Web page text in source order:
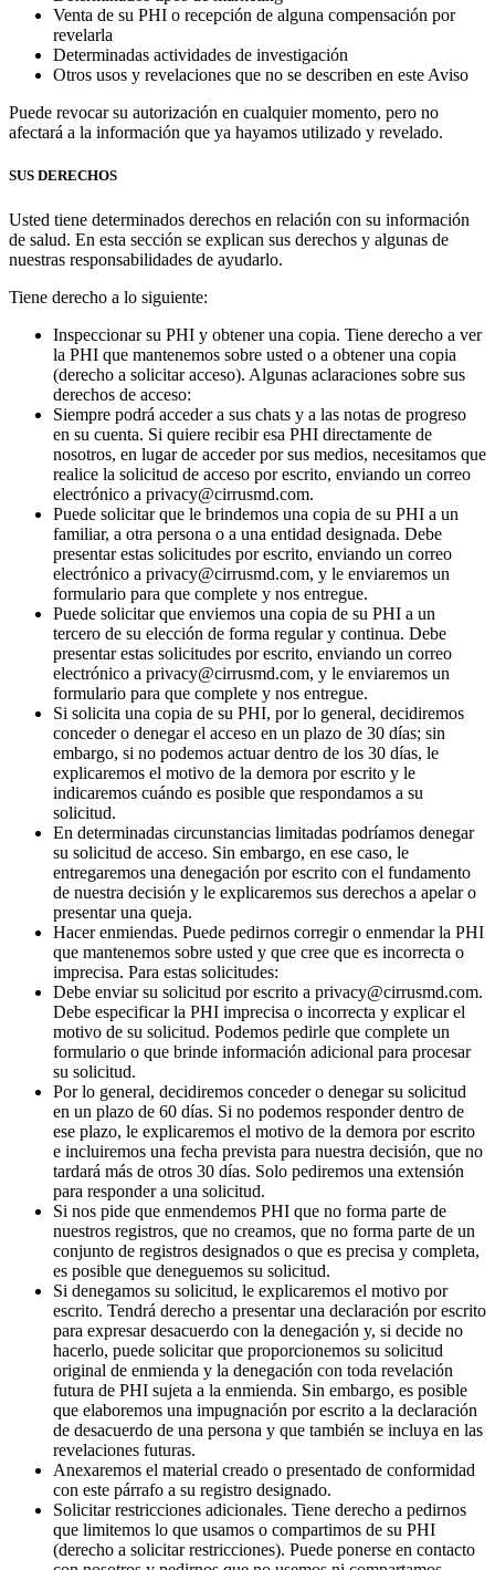
Venta de su PHI o recepción de alguna compensación por
revelarla
Determinadas actividades de investigación
Otros usos y revelaciones que no se describen en este Aviso
Puede revocar su autorización en cualquier momento, pero no
afectará a la información que ya hayamos utilizado y revelado.
SUS DERECHOS
Usted tiene determinados derechos en relación con su información
de salud. En esta sección se explican sus derechos y algunas de
nuestras responsabilidades de ayudarlo.
Tiene derecho a lo siguiente:
Inspeccionar su PHI y obtener una copia. Tiene derecho a ver
la PHI que mantenemos sobre usted o a obtener una copia
(derecho a solicitar acceso). Algunas aclaraciones sobre sus
derechos de acceso:
Siempre podrá acceder a sus chats y a las notas de progreso
en su cuenta. Si quiere recibir esa PHI directamente de
nosotros, en lugar de acceder por sus medios, necesitamos que
realice la solicitud de acceso por escrito, enviando un correo
electrónico a privacy@cirrusmd.com.
Puede solicitar que le brindemos una copia de su PHI a un
familiar, a otra persona o a una entidad designada. Debe
presentar estas solicitudes por escrito, enviando un correo
electrónico a privacy@cirrusmd.com, y le enviaremos un
formulario para que complete y nos entregue.
Puede solicitar que enviemos una copia de su PHI a un
tercero de su elección de forma regular y continua. Debe
presentar estas solicitudes por escrito, enviando un correo
electrónico a privacy@cirrusmd.com, y le enviaremos un
formulario para que complete y nos entregue.
Si solicita una copia de su PHI, por lo general, decidiremos
conceder o denegar el acceso en un plazo de 30 días; sin
embargo, si no podemos actuar dentro de los 30 días, le
explicaremos el motivo de la demora por escrito y le
indicaremos cuándo es posible que respondamos a su
solicitud.
En determinadas circunstancias limitadas podríamos denegar
su solicitud de acceso. Sin embargo, en ese caso, le
entregaremos una denegación por escrito con el fundamento
de nuestra decisión y le explicaremos sus derechos a apelar o
presentar una queja.
Hacer enmiendas. Puede pedirnos corregir o enmendar la PHI
que mantenemos sobre usted y que cree que es incorrecta o
imprecisa. Para estas solicitudes:
Debe enviar su solicitud por escrito a privacy@cirrusmd.com.
Debe especificar la PHI imprecisa o incorrecta y explicar el
motivo de su solicitud. Podemos pedirle que complete un
formulario o que brinde información adicional para procesar
su solicitud.
Por lo general, decidiremos conceder o denegar su solicitud
en un plazo de 60 días. Si no podemos responder dentro de
ese plazo, le explicaremos el motivo de la demora por escrito
e incluiremos una fecha prevista para nuestra decisión, que no
tardará más de otros 30 días. Solo pediremos una extensión
para responder a una solicitud.
Si nos pide que enmendemos PHI que no forma parte de
nuestros registros, que no creamos, que no forma parte de un
conjunto de registros designados o que es precisa y completa,
es posible que deneguemos su solicitud.
Si denegamos su solicitud, le explicaremos el motivo por
escrito. Tendrá derecho a presentar una declaración por escrito
para expresar desacuerdo con la denegación y, si decide no
hacerlo, puede solicitar que proporcionemos su solicitud
original de enmienda y la denegación con toda revelación
futura de PHI sujeta a la enmienda. Sin embargo, es posible
que elaboremos una impugnación por escrito a la declaración
de desacuerdo de una persona y que también se incluya en las
revelaciones futuras.
Anexaremos el material creado o presentado de conformidad
con este párrafo a su registro designado.
Solicitar restricciones adicionales. Tiene derecho a pedirnos
que limitemos lo que usamos o compartimos de su PHI
(derecho a solicitar restricciones). Puede ponerse en contacto